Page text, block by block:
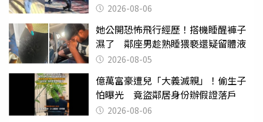
2026-08-06
她公開恐怖飛行經歷！搭機睡醒褲子
濕了 鄰座男趁熟睡猥褻還疑留體液
2026-08-05
億萬富豪遭兒「大義滅親」！偷生子
怕曝光 竟盜鄰居身份辦假證落戶
2026-08-06